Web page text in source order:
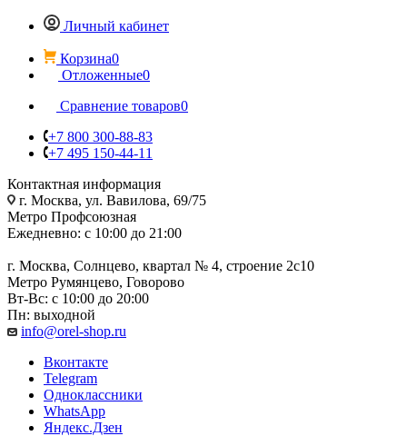
Личный кабинет
Корзина0
Отложенные0
Сравнение товаров0
+7 800 300-88-83
+7 495 150-44-11
Контактная информация
г. Москва, ул. Вавилова, 69/75
Метро Профсоюзная
Ежедневно: с 10:00 до 21:00
г. Москва, Солнцево, квартал № 4, строение 2с10
Метро Румянцево, Говорово
Вт-Вс: с 10:00 до 20:00
Пн: выходной
info@orel-shop.ru
Вконтакте
Telegram
Одноклассники
WhatsApp
Яндекс.Дзен